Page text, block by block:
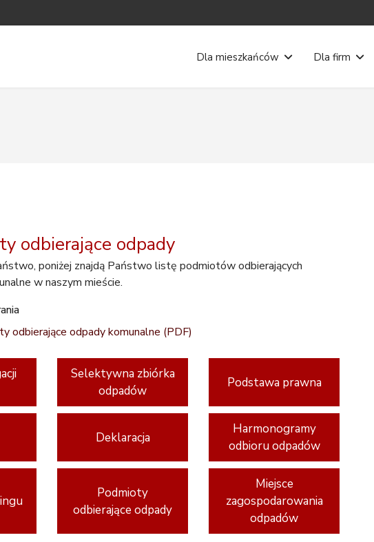
Dla mieszkańców Dla firm
odbierające odpady
poniżej znajdą Państwo listę podmiotów odbierających
w naszym mieście.
odbierające odpady komunalne (PDF)
Selektywna zbiórka
odpadów
Podstawa prawna
Deklaracja
Harmonogramy
odbioru odpadów
Podmioty
odbierające odpady
Miejsce
zagospodarowania
odpadów